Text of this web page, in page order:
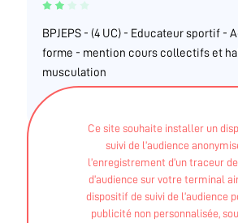
Ce site souhaite installer un
suivi de l’audience
l’enregistrement d’un traceur
d’audience sur votre terminal
dispositif de suivi de l’audience
publicité non personnalisée,
BPJEPS - (4 UC) - Educateur sportif -
forme - mention cours collectifs et
musculation
Centre de forme haut de gamme,
encadrement avec des Coachs
"Sport/Santé"